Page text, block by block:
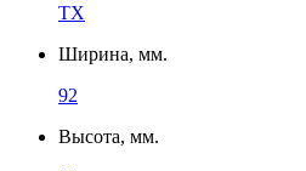
TX
Ширина, мм.
92
Высота, мм.